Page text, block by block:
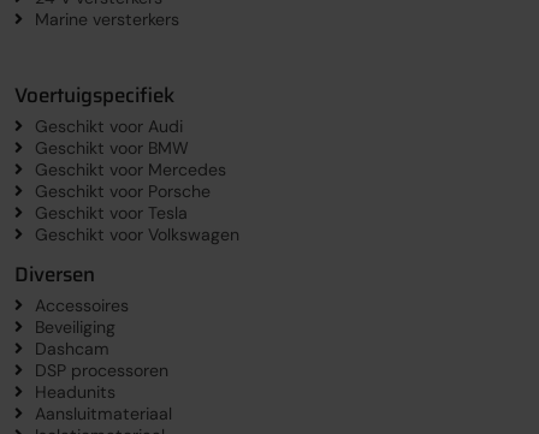
Marine versterkers
Voertuigspecifiek
Geschikt voor Audi
Geschikt voor BMW
Geschikt voor Mercedes
Geschikt voor Porsche
Geschikt voor Tesla
Geschikt voor Volkswagen
Diversen
Accessoires
Beveiliging
Dashcam
DSP processoren
Headunits
Aansluitmateriaal